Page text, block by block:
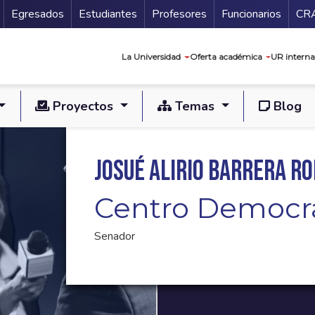
Secundario
Egresados Estudiantes Profesores Funcionarios
La Universidad Oferta académica UR
Proyectos Temas Blog
Josué Alirio Barrera
Centro
Senador